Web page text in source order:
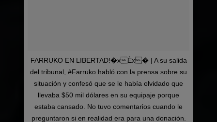
FARRUKO EN LIBERTAD!�xÈx� | A su salida
del tribunal, #Farruko habló con la prensa sobre su
situación y confesó que se le había olvidado que
llevaba $50 mil dólares en su equipaje porque
estaba cansado. No tuvo comentarios cuando le
preguntaron si en realidad era para una donación.